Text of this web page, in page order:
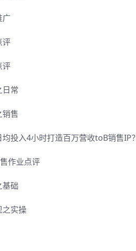
广
评
评
日常
销售
投入4小时打造百万营收toB销售IP？
作业点评
基础
之实操